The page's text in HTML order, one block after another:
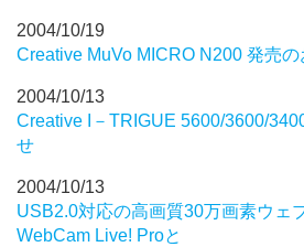
2004/10/19
Creative MuVo MICRO N200 発売
2004/10/13
Creative I－TRIGUE 5600/3600/
せ
2004/10/13
USB2.0対応の高画質30万画素ウェ
WebCam Live! Proと